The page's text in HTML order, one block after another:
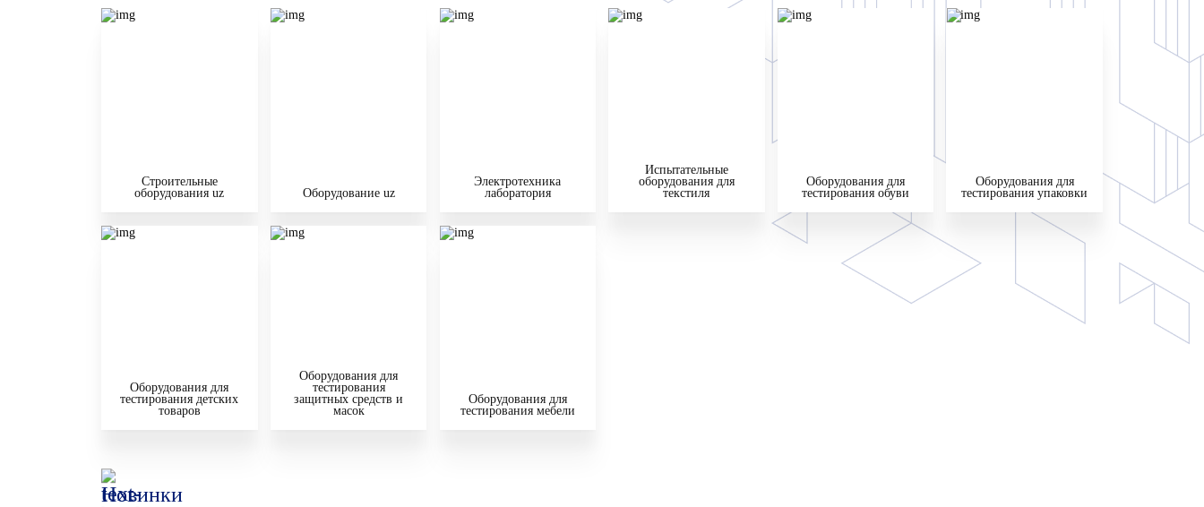
Строительные
оборудования uz
Оборудование uz
Электротехника
лаборатория
Испытательные
оборудования для
текстиля
Оборудования для
тестирования обуви
Оборудования для
тестирования упаковки
Оборудования для
тестирования детских
товаров
Оборудования для
тестирования
защитных средств и
масок
Оборудования для
тестирования мебели
Новинки